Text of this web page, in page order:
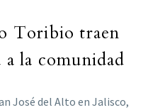
Toribio traen
la comunidad
José del Alto en Jalisco,